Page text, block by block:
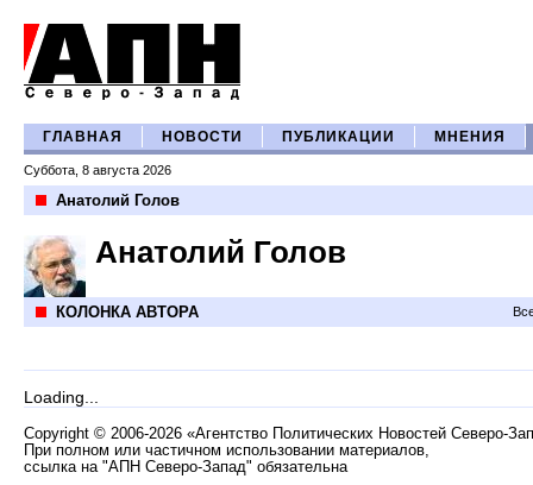
ГЛАВНАЯ НОВОСТИ ПУБЛИКАЦИИ МНЕНИЯ
Суббота, 8 августа 2026
Анатолий Голов
Анатолий Голов
КОЛОНКА АВТОРА
Loading...
Copyright © 2006-2026 «Агентство Политических Новостей Северо-
При полном или частичном использовании материалов,
ссылка на "АПН Северо-Запад" обязательна